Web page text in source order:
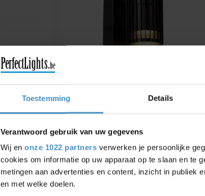
Toestemming Details
Verantwoord gebruik van uw gegevens
Wij en onze 1022 partners verwerken je persoonlijke
cookies om informatie op uw apparaat op te slaan en te
metingen aan advertenties en content, inzicht in publiek
en met welke doelen.
TIMBALA - WANDSPOT /
WANDLAMP BINNEN/BUITEN -
2XGU10 - IP44 - ZWART |
TIMBALA - Wandspot / Wandlamp
Binnen/Buiten - 2xGU10 - IP44 - Zwart |
Essential ...
€35,95 €30,56